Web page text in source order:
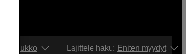
Ruudukko Lajittele haku: Eniten myydyt